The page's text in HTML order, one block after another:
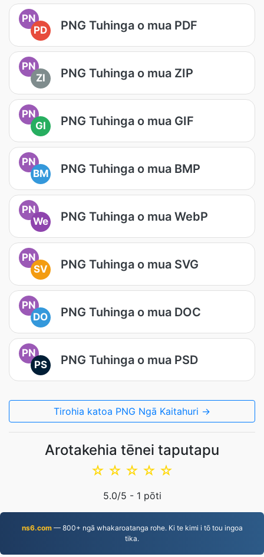
PN
PD
PNG Tuhinga o mua PDF
PN
ZI
PNG Tuhinga o mua ZIP
PN
GI
PNG Tuhinga o mua GIF
PN
BM
PNG Tuhinga o mua BMP
PN
We
PNG Tuhinga o mua WebP
PN
SV
PNG Tuhinga o mua SVG
PN
DO
PNG Tuhinga o mua DOC
PN
PS
PNG Tuhinga o mua PSD
Tirohia katoa PNG Ngā Kaitahuri →
Arotakehia tēnei taputapu
☆
☆
☆
☆
☆
5.0/5 - 1 pōti
ns6.com— 800+ ngā whakaroatanga rohe. Ki te kimi i tō tou ingoa
tika.